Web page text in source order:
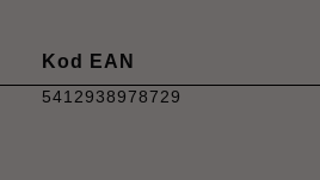
Kod EAN
5412938978729